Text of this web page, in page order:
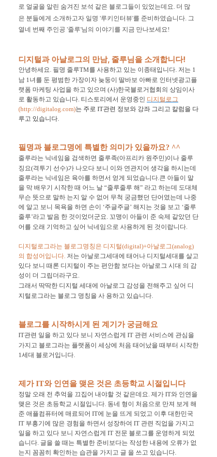
로 얼굴을 알린 숨겨진 보석 같은 블로그들이 있었는데요 더 많
은 분들에게 소개하고자 일명 '루키인터뷰'를 준비하였습니다 그
열네 번째 주인공 '줄루'님의 이야기를 지금 만나보세요 !
디지털과 아날로그의 만남, 줄루님을 소개합니다!
안녕하세요 필명 줄루TM를 사용하고 있는 이종태입니다 저는 1
남 1 녀를 둔 평범한 가장이자 늦둥이 딸바보 아빠로 인터넷광고플
랫폼 마케팅 사업을 하고 있으며 (사)한국블로거협회의 상임이사
로 활동하고 있습니다 티스토리에서 운영중인 디지털로그
(http://digitalog.com)는 주로 IT관련 정보와 강좌 그리고 칼럼을 다
루고 있습니다
필명과 블로그명에 특별한 의미가 있을까요? ^^
줄루라는 닉네임을 검색하면 줄루족(아프리카 원주민)이나 줄루
징요(격투기 선수)가 나오다 보니 이와 연관지어 생각을 하시는데
줄루라는 닉네임은 육아를 하면서 얻게 되었습니다 큰 아들이 말
을 막 배우기 시작한 때 어느 날 “줄루줄루 해” 라고 하는데 도대체
무슨 뜻으로 말하 는지 알 수 없어 무척 궁금했던 단어였는데 나중
에 알고 보니 목욕을 하면 손이 ‘주글주글’ 해지는 것을 보고 ‘줄루
줄루’라고 발음 한 것이었더군요 꼬맹이 아들이 준 숙제 같았던 단
어를 오래 기억하고 싶어 닉네임으로 사용하게 된 것이랍니다
디지털로그라는 블로그명칭은 디지털(digital)+아날로그(analog)
의 합성어입니다 저는 아날로그세대에 태어나 디지털세대를 살고
있다 보니 때론 디지털이 주는 편안함 보다는 아날로그 시대 의 감
성이 더 그립더라구요
그래서 딱딱한 디지털 세대에 아날로그 감성을 전해주고 싶어 디
지털로그라는 블로그 명칭을 사 용하고 있습니다
블로그를 시작하시게 된 계기가 궁금해요
IT관련 일을 하고 있다 보니 자연스럽게 IT 관련 서비스에 관심을
가지고 블로그라는 플랫폼이 세상에 처음 태어났을 때부터 시작한
1 세대 블로거입니다
제가IT와 인연을 맺은 것은 초등학교 시절입니다
정말 오래 전 추억을 끄집어 내야할 것 같은데요 제가 IT와 인연을
맺은 것은 초등학교 시절입니다 동네 형이 처음으로 만져 보게 해
준 애플컴퓨터에 매료되어 IT에 눈을 뜨게 되었고 이후 대한민국
IT 부흥기에 많은 경험을 하면서 성장하여 IT 관련 직업을 가지고
일을 하고 있다 보니 자연스럽게 IT 전문 블로그를 운영하게 되었
습니다 글을 쓸 때는 특별한 준비보다는 작성한 내용에 오류가 없
는지 꼼꼼히 확인하는 습관을 가지고 글 을 쓰고 있습니다